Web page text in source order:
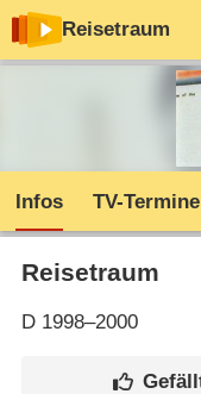
Reisetraum
Infos TV-Termine
Reisetraum
D1998–2000